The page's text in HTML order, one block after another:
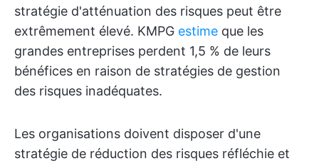
stratégie d'atténuation des risques peut être
extrêmement élevé. KMPG estime que les
grandes entreprises perdent 1,5 % de leurs
bénéfices en raison de stratégies de gestion
des risques inadéquates.
Les organisations doivent disposer d'une
stratégie de réduction des risques réfléchie et